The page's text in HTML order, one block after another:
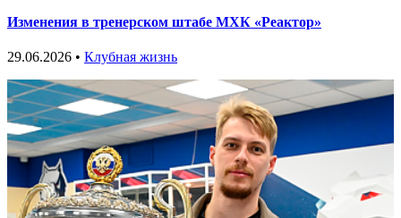
Изменения в тренерском штабе МХК «Реактор»
29.06.2026 • Клубная жизнь